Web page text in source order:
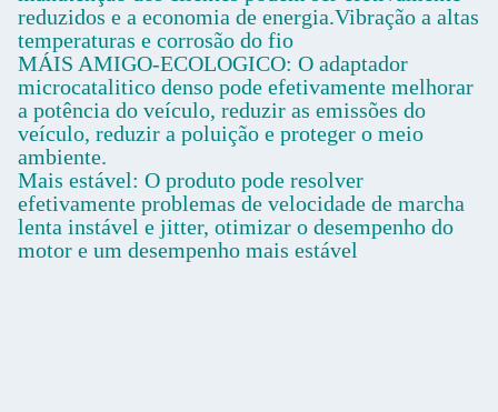
reduzidos e a economia de energia.Vibração a altas
temperaturas e corrosão do fio
MÁIS AMIGO-ECOLOGICO: O adaptador
microcatalitico denso pode efetivamente melhorar
a potência do veículo, reduzir as emissões do
veículo, reduzir a poluição e proteger o meio
ambiente.
Mais estável: O produto pode resolver
efetivamente problemas de velocidade de marcha
lenta instável e jitter, otimizar o desempenho do
motor e um desempenho mais estável